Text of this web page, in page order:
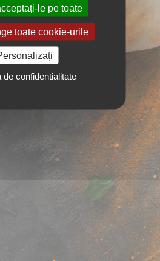
le pe toate
toate cookie-urile
de confidentialitate